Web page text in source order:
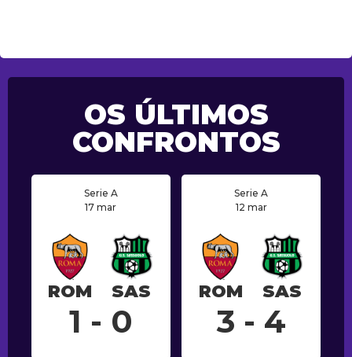
OS ÚLTIMOS
CONFRONTOS
Serie A
17 mar
ROM SAS
1 - 0
Serie A
12 mar
ROM SAS
3 - 4